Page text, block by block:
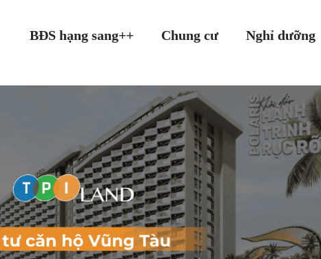
BĐS hạng sang++ Chung cư Nghỉ dưỡng